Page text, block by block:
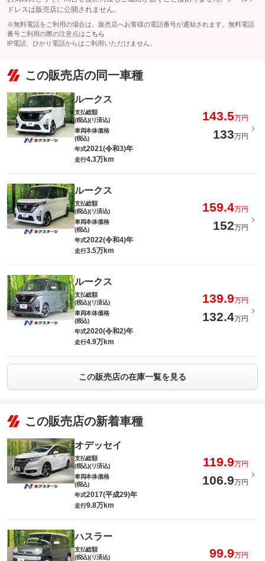
ドレスは販売店に公開されません。
※無料電話をご利用の場合は、販売店へお客様の電話番号が通知されます。無料電話
番号ご利用の際の注意点は こちら
IP電話、ひかり電話からはご利用いただけません。
この販売店の同一車種
ルークス
支払総額
(税込)(リ済込)
143.5万円
車両本体価格
(税込)
133万円
年式2021(令和3)年
走行4.3万km
ルークス
支払総額
(税込)(リ済込)
159.4万円
車両本体価格
(税込)
152万円
年式2022(令和4)年
走行3.5万km
ルークス
支払総額
(税込)(リ済込)
139.9万円
車両本体価格
(税込)
132.4万円
年式2020(令和2)年
走行4.9万km
この販売店の在庫一覧を見る
この販売店の新着車種
オデッセイ
支払総額
(税込)(リ済込)
119.9万円
車両本体価格
(税込)
106.9万円
年式2017(平成29)年
走行9.8万km
ハスラー
支払総額
(税込)(リ済込)
99.9万円